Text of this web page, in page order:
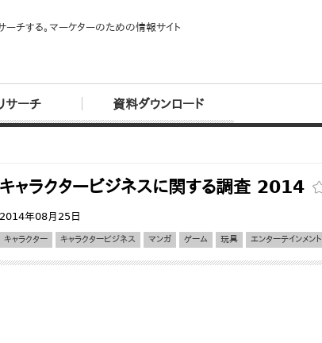
ーチする。マーケターのための情報サイト
サーチ 資料ダウンロード
キャラクタービジネスに関する調査 2014
2014年08月25日
キャラクター キャラクタービジネス マンガ ゲーム 玩具 エンターテインメント